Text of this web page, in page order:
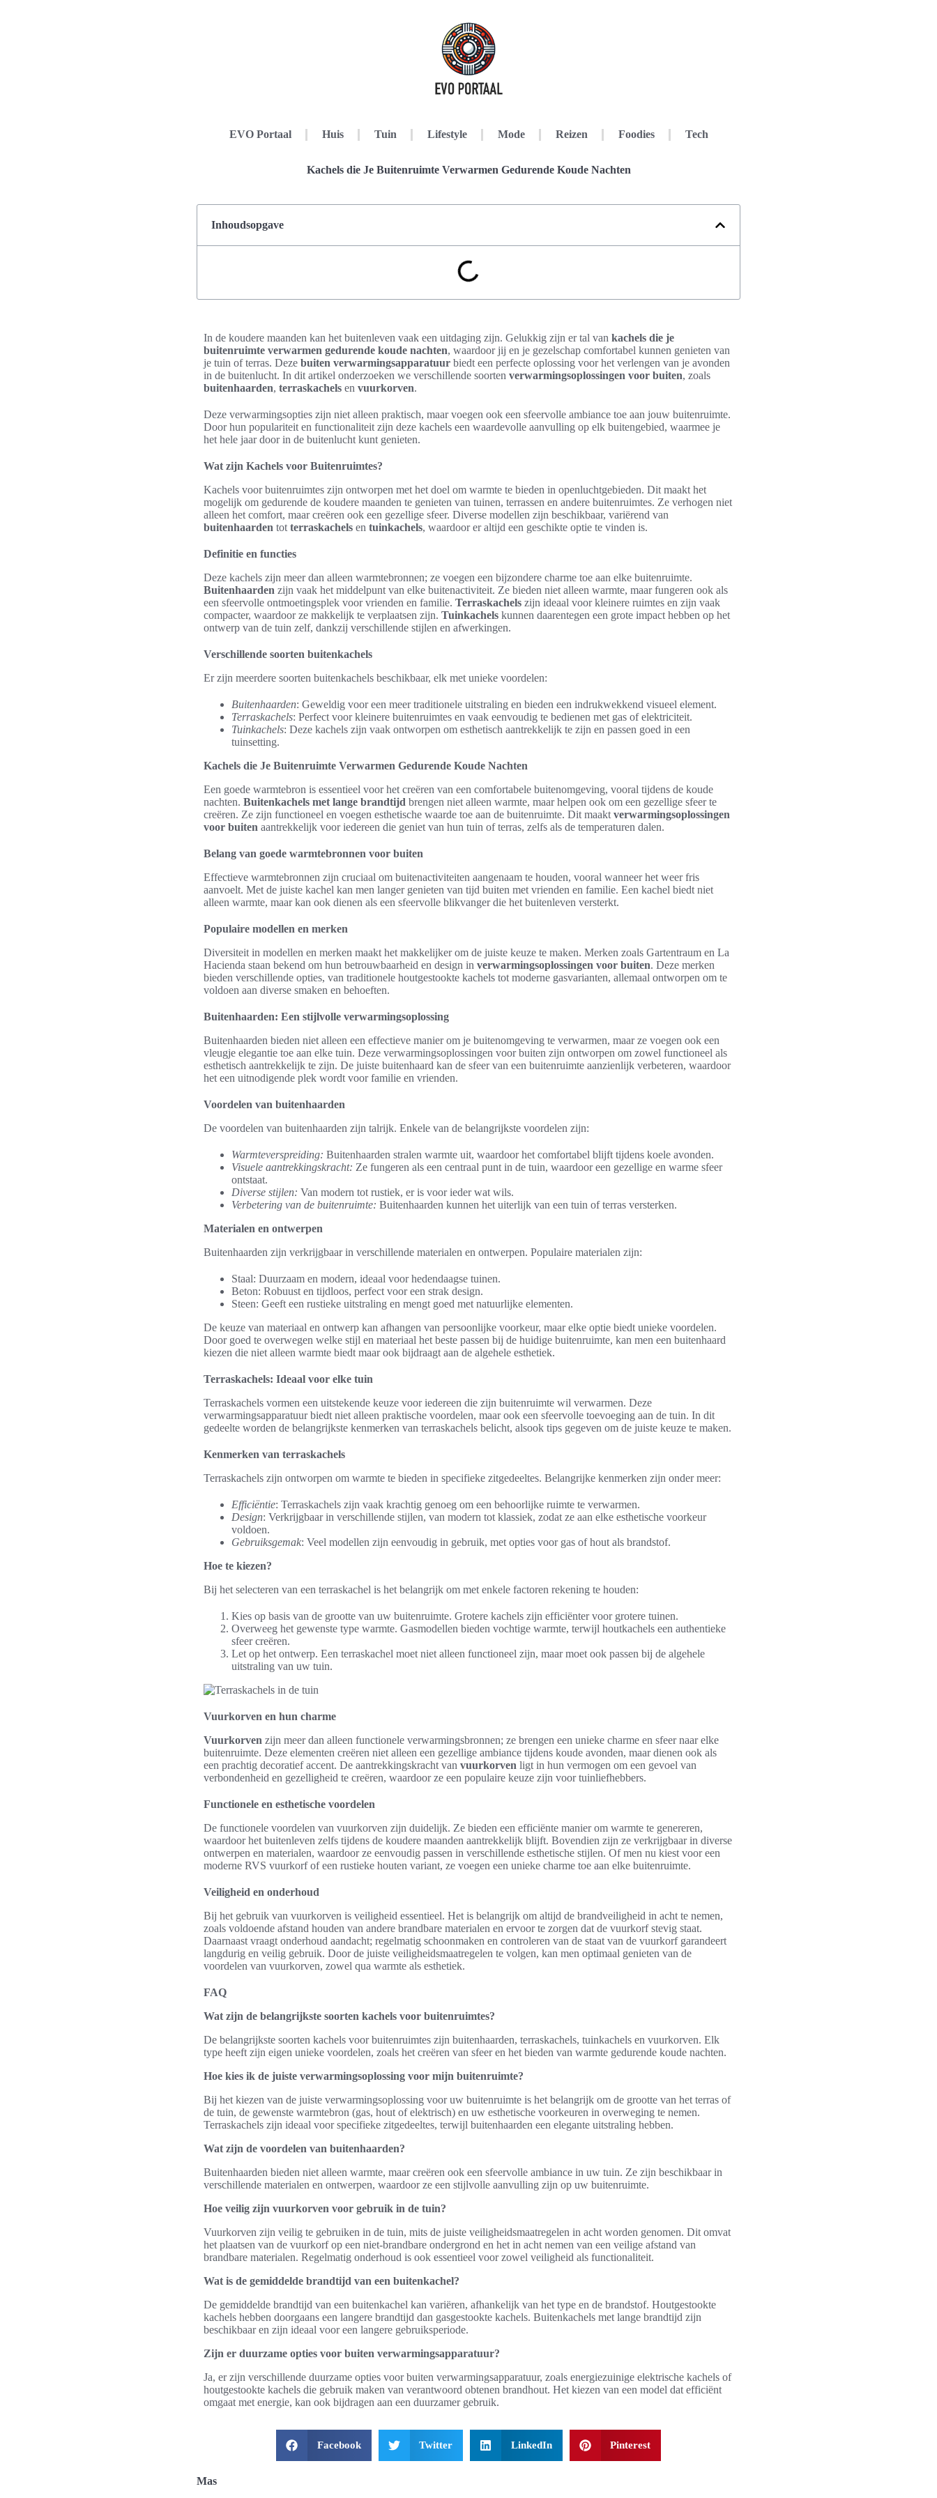
EVO Portaal Huis Tuin Lifestyle Mode Reizen Foodies Tech
Kachels die Je Buitenruimte Verwarmen Gedurende Koude Nachten
Inhoudsopgave
In de koudere maanden kan het buitenleven vaak een uitdaging zijn. Gelukkig zijn er tal van kachels die je
buitenruimte verwarmen gedurende koude nachten, waardoor jij en je gezelschap comfortabel kunnen genieten van
je tuin of terras. Deze buiten verwarmingsapparatuur biedt een perfecte oplossing voor het verlengen van je avonden
in de buitenlucht. In dit artikel onderzoeken we verschillende soorten verwarmingsoplossingen voor buiten, zoals
buitenhaarden, terraskachels en vuurkorven.
Deze verwarmingsopties zijn niet alleen praktisch, maar voegen ook een sfeervolle ambiance toe aan jouw buitenruimte.
Door hun populariteit en functionaliteit zijn deze kachels een waardevolle aanvulling op elk buitengebied, waarmee je
het hele jaar door in de buitenlucht kunt genieten.
Wat zijn Kachels voor Buitenruimtes?
Kachels voor buitenruimtes zijn ontworpen met het doel om warmte te bieden in openluchtgebieden. Dit maakt het
mogelijk om gedurende de koudere maanden te genieten van tuinen, terrassen en andere buitenruimtes. Ze verhogen niet
alleen het comfort, maar creëren ook een gezellige sfeer. Diverse modellen zijn beschikbaar, variërend van
buitenhaarden tot terraskachels en tuinkachels, waardoor er altijd een geschikte optie te vinden is.
Definitie en functies
Deze kachels zijn meer dan alleen warmtebronnen; ze voegen een bijzondere charme toe aan elke buitenruimte.
Buitenhaarden zijn vaak het middelpunt van elke buitenactiviteit. Ze bieden niet alleen warmte, maar fungeren ook als
een sfeervolle ontmoetingsplek voor vrienden en familie. Terraskachels zijn ideaal voor kleinere ruimtes en zijn vaak
compacter, waardoor ze makkelijk te verplaatsen zijn. Tuinkachels kunnen daarentegen een grote impact hebben op het
ontwerp van de tuin zelf, dankzij verschillende stijlen en afwerkingen.
Verschillende soorten buitenkachels
Er zijn meerdere soorten buitenkachels beschikbaar, elk met unieke voordelen:
Buitenhaarden: Geweldig voor een meer traditionele uitstraling en bieden een indrukwekkend visueel element.
Terraskachels: Perfect voor kleinere buitenruimtes en vaak eenvoudig te bedienen met gas of elektriciteit.
Tuinkachels: Deze kachels zijn vaak ontworpen om esthetisch aantrekkelijk te zijn en passen goed in een
tuinsetting.
Kachels die Je Buitenruimte Verwarmen Gedurende Koude Nachten
Een goede warmtebron is essentieel voor het creëren van een comfortabele buitenomgeving, vooral tijdens de koude
nachten. Buitenkachels met lange brandtijd brengen niet alleen warmte, maar helpen ook om een gezellige sfeer te
creëren. Ze zijn functioneel en voegen esthetische waarde toe aan de buitenruimte. Dit maakt verwarmingsoplossingen
voor buiten aantrekkelijk voor iedereen die geniet van hun tuin of terras, zelfs als de temperaturen dalen.
Belang van goede warmtebronnen voor buiten
Effectieve warmtebronnen zijn cruciaal om buitenactiviteiten aangenaam te houden, vooral wanneer het weer fris
aanvoelt. Met de juiste kachel kan men langer genieten van tijd buiten met vrienden en familie. Een kachel biedt niet
alleen warmte, maar kan ook dienen als een sfeervolle blikvanger die het buitenleven versterkt.
Populaire modellen en merken
Diversiteit in modellen en merken maakt het makkelijker om de juiste keuze te maken. Merken zoals Gartentraum en La
Hacienda staan bekend om hun betrouwbaarheid en design in verwarmingsoplossingen voor buiten. Deze merken
bieden verschillende opties, van traditionele houtgestookte kachels tot moderne gasvarianten, allemaal ontworpen om te
voldoen aan diverse smaken en behoeften.
Buitenhaarden: Een stijlvolle verwarmingsoplossing
Buitenhaarden bieden niet alleen een effectieve manier om je buitenomgeving te verwarmen, maar ze voegen ook een
vleugje elegantie toe aan elke tuin. Deze verwarmingsoplossingen voor buiten zijn ontworpen om zowel functioneel als
esthetisch aantrekkelijk te zijn. De juiste buitenhaard kan de sfeer van een buitenruimte aanzienlijk verbeteren, waardoor
het een uitnodigende plek wordt voor familie en vrienden.
Voordelen van buitenhaarden
De voordelen van buitenhaarden zijn talrijk. Enkele van de belangrijkste voordelen zijn:
Warmteverspreiding: Buitenhaarden stralen warmte uit, waardoor het comfortabel blijft tijdens koele avonden.
Visuele aantrekkingskracht: Ze fungeren als een centraal punt in de tuin, waardoor een gezellige en warme sfeer
ontstaat.
Diverse stijlen: Van modern tot rustiek, er is voor ieder wat wils.
Verbetering van de buitenruimte: Buitenhaarden kunnen het uiterlijk van een tuin of terras versterken.
Materialen en ontwerpen
Buitenhaarden zijn verkrijgbaar in verschillende materialen en ontwerpen. Populaire materialen zijn:
Staal: Duurzaam en modern, ideaal voor hedendaagse tuinen.
Beton: Robuust en tijdloos, perfect voor een strak design.
Steen: Geeft een rustieke uitstraling en mengt goed met natuurlijke elementen.
De keuze van materiaal en ontwerp kan afhangen van persoonlijke voorkeur, maar elke optie biedt unieke voordelen.
Door goed te overwegen welke stijl en materiaal het beste passen bij de huidige buitenruimte, kan men een buitenhaard
kiezen die niet alleen warmte biedt maar ook bijdraagt aan de algehele esthetiek.
Terraskachels: Ideaal voor elke tuin
Terraskachels vormen een uitstekende keuze voor iedereen die zijn buitenruimte wil verwarmen. Deze
verwarmingsapparatuur biedt niet alleen praktische voordelen, maar ook een sfeervolle toevoeging aan de tuin. In dit
gedeelte worden de belangrijkste kenmerken van terraskachels belicht, alsook tips gegeven om de juiste keuze te maken.
Kenmerken van terraskachels
Terraskachels zijn ontworpen om warmte te bieden in specifieke zitgedeeltes. Belangrijke kenmerken zijn onder meer:
Efficiëntie: Terraskachels zijn vaak krachtig genoeg om een behoorlijke ruimte te verwarmen.
Design: Verkrijgbaar in verschillende stijlen, van modern tot klassiek, zodat ze aan elke esthetische voorkeur
voldoen.
Gebruiksgemak: Veel modellen zijn eenvoudig in gebruik, met opties voor gas of hout als brandstof.
Hoe te kiezen?
Bij het selecteren van een terraskachel is het belangrijk om met enkele factoren rekening te houden:
Kies op basis van de grootte van uw buitenruimte. Grotere kachels zijn efficiënter voor grotere tuinen.
Overweeg het gewenste type warmte. Gasmodellen bieden vochtige warmte, terwijl houtkachels een authentieke
sfeer creëren.
Let op het ontwerp. Een terraskachel moet niet alleen functioneel zijn, maar moet ook passen bij de algehele
uitstraling van uw tuin.
Vuurkorven en hun charme
Vuurkorven zijn meer dan alleen functionele verwarmingsbronnen; ze brengen een unieke charme en sfeer naar elke
buitenruimte. Deze elementen creëren niet alleen een gezellige ambiance tijdens koude avonden, maar dienen ook als
een prachtig decoratief accent. De aantrekkingskracht van vuurkorven ligt in hun vermogen om een gevoel van
verbondenheid en gezelligheid te creëren, waardoor ze een populaire keuze zijn voor tuinliefhebbers.
Functionele en esthetische voordelen
De functionele voordelen van vuurkorven zijn duidelijk. Ze bieden een efficiënte manier om warmte te genereren,
waardoor het buitenleven zelfs tijdens de koudere maanden aantrekkelijk blijft. Bovendien zijn ze verkrijgbaar in diverse
ontwerpen en materialen, waardoor ze eenvoudig passen in verschillende esthetische stijlen. Of men nu kiest voor een
moderne RVS vuurkorf of een rustieke houten variant, ze voegen een unieke charme toe aan elke buitenruimte.
Veiligheid en onderhoud
Bij het gebruik van vuurkorven is veiligheid essentieel. Het is belangrijk om altijd de brandveiligheid in acht te nemen,
zoals voldoende afstand houden van andere brandbare materialen en ervoor te zorgen dat de vuurkorf stevig staat.
Daarnaast vraagt onderhoud aandacht; regelmatig schoonmaken en controleren van de staat van de vuurkorf garandeert
langdurig en veilig gebruik. Door de juiste veiligheidsmaatregelen te volgen, kan men optimaal genieten van de
voordelen van vuurkorven, zowel qua warmte als esthetiek.
FAQ
Wat zijn de belangrijkste soorten kachels voor buitenruimtes?
De belangrijkste soorten kachels voor buitenruimtes zijn buitenhaarden, terraskachels, tuinkachels en vuurkorven. Elk
type heeft zijn eigen unieke voordelen, zoals het creëren van sfeer en het bieden van warmte gedurende koude nachten.
Hoe kies ik de juiste verwarmingsoplossing voor mijn buitenruimte?
Bij het kiezen van de juiste verwarmingsoplossing voor uw buitenruimte is het belangrijk om de grootte van het terras of
de tuin, de gewenste warmtebron (gas, hout of elektrisch) en uw esthetische voorkeuren in overweging te nemen.
Terraskachels zijn ideaal voor specifieke zitgedeeltes, terwijl buitenhaarden een elegante uitstraling hebben.
Wat zijn de voordelen van buitenhaarden?
Buitenhaarden bieden niet alleen warmte, maar creëren ook een sfeervolle ambiance in uw tuin. Ze zijn beschikbaar in
verschillende materialen en ontwerpen, waardoor ze een stijlvolle aanvulling zijn op uw buitenruimte.
Hoe veilig zijn vuurkorven voor gebruik in de tuin?
Vuurkorven zijn veilig te gebruiken in de tuin, mits de juiste veiligheidsmaatregelen in acht worden genomen. Dit omvat
het plaatsen van de vuurkorf op een niet-brandbare ondergrond en het in acht nemen van een veilige afstand van
brandbare materialen. Regelmatig onderhoud is ook essentieel voor zowel veiligheid als functionaliteit.
Wat is de gemiddelde brandtijd van een buitenkachel?
De gemiddelde brandtijd van een buitenkachel kan variëren, afhankelijk van het type en de brandstof. Houtgestookte
kachels hebben doorgaans een langere brandtijd dan gasgestookte kachels. Buitenkachels met lange brandtijd zijn
beschikbaar en zijn ideaal voor een langere gebruiksperiode.
Zijn er duurzame opties voor buiten verwarmingsapparatuur?
Ja, er zijn verschillende duurzame opties voor buiten verwarmingsapparatuur, zoals energiezuinige elektrische kachels of
houtgestookte kachels die gebruik maken van verantwoord obtenen brandhout. Het kiezen van een model dat efficiënt
omgaat met energie, kan ook bijdragen aan een duurzamer gebruik.
Facebook Twitter LinkedIn Pinterest
Mas